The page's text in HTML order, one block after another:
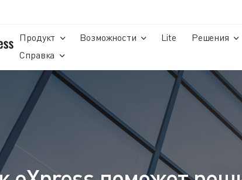
Продукт Возможности Lite Решения
Справка